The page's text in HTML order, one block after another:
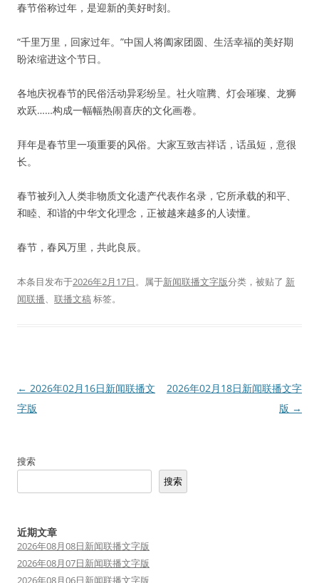
春节俗称过年，是迎新的美好时刻。
“千里万里，回家过年。”中国人将阖家团圆、生活幸福的美好期
盼浓缩进这个节日。
各地庆祝春节的民俗活动异彩纷呈。社火喧腾、灯会璀璨、龙狮
欢跃……构成一幅幅热闹喜庆的文化画卷。
拜年是春节里一项重要的风俗。大家互致吉祥话，话虽短，意很
长。
春节被列入人类非物质文化遗产代表作名录，它所承载的和平、
和睦、和谐的中华文化理念，正被越来越多的人读懂。
春节，春风万里，共此良辰。
本条目发布于2026年2月17日。属于新闻联播文字版分类，被贴了 新
闻联播、 联播文稿标签。
文
章
← 2026年02月16日新闻联播文
字版
2026年02月18日新闻联播文字
版 →
搜索
搜索
近期文章
2026年08月08日新闻联播文字版
2026年08月07日新闻联播文字版
2026年08月06日新闻联播文字版